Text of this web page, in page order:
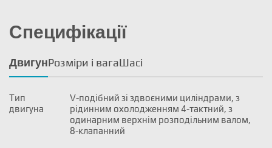
Специфікації
ДвигунРозміри і вагаШасі
Тип
двигуна
V-подібний зі здвоєними циліндрами, з
рідинним охолодженням 4-тактний, з
одинарним верхнім розподільним валом,
8-клапанний